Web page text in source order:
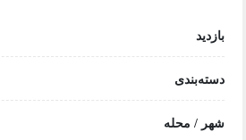
بازدید
دسته‌بندی
شهر / محله